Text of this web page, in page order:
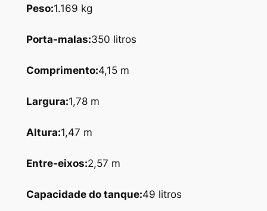
Peso:1.169 kg
Porta-malas:350 litros
Comprimento:4,15 m
Largura:1,78 m
Altura:1,47 m
Entre-eixos:2,57 m
Capacidadedo tanque:49 litros